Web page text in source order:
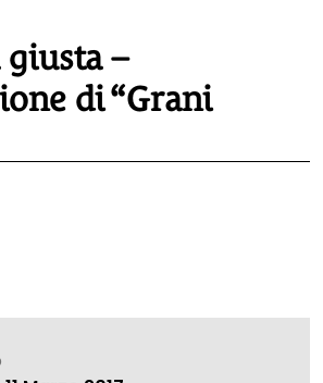
giusta –
di “Grani